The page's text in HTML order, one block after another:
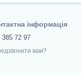
інформація
385 72 97
вам?